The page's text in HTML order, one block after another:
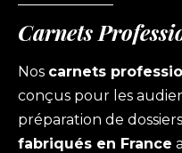
Carnets
Nos carnets
conçus pour les
préparation de
fabriqués en France